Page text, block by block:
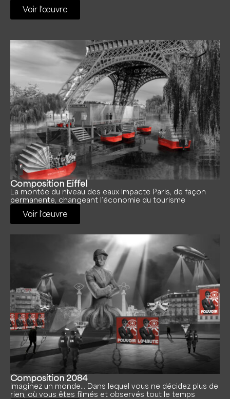
Voir l'œuvre
Composition Eiffel
La montée du niveau des eaux impacte Paris, de façon
permanente, changeant l’économie du tourisme
Voir l'œuvre
Composition 2084
Imaginez un monde… Dans lequel vous ne décidez plus de
rien, où vous êtes filmés et observés tout le temps